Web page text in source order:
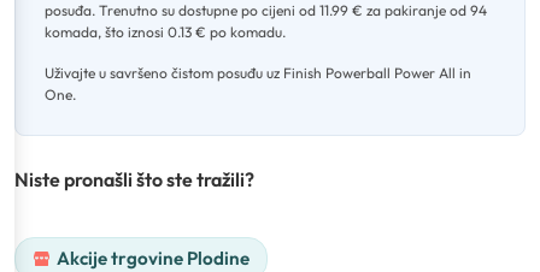
posuđa. Trenutno su dostupne po cijeni od 11.99 € za pakiranje od 94
komada, što iznosi 0.13 € po komadu.
Uživajte u savršeno čistom posuđu uz Finish Powerball Power All in
One.
Niste pronašli što ste tražili?
Akcije trgovine Plodine